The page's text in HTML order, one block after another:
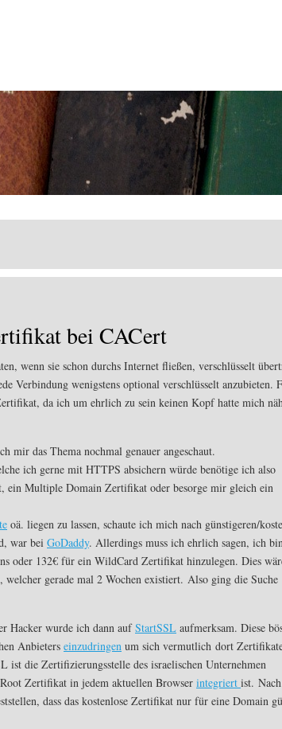
bei CACert
wenn sie schon durchs Internet fließen, verschlüsselt
Verbindung wenigstens optional verschlüsselt anzubieten.
da ich um ehrlich zu sein keinen Kopf hatte mich
mir das Thema nochmal genauer angeschaut.
ich gerne mit HTTPS absichern würde benötige ich also
ein Multiple Domain Zertifikat oder besorge mir gleich ein
oä. liegen zu lassen, schaute ich mich nach günstigeren/
war bei GoDaddy. Allerdings muss ich ehrlich sagen, ich
oder 132€ für ein WildCard Zertifikat hinzulegen. Dies
gerade mal 2 Wochen existiert. Also ging die Suche
Hacker wurde ich dann aufStartSSL aufmerksam. Diese
Anbieters einzudringen um sich vermutlich dort
ist die Zertifizierungsstelle des israelischen Unternehmen
Zertifikat in jedem aktuellen Browser integriert ist. Nach
dass das kostenlose Zertifikat nur für eine Domain